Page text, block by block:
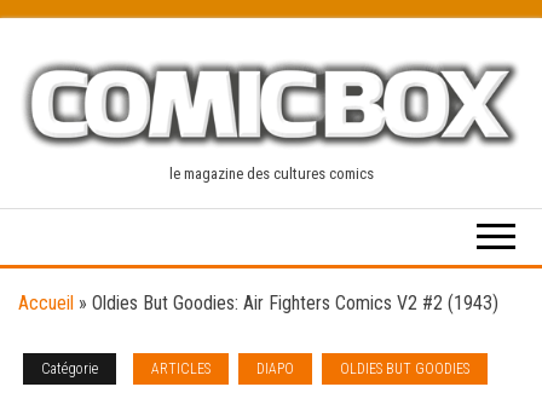
content
le magazine des cultures comics
Accueil » Oldies But Goodies: Air Fighters Comics V2 #2 (1943)
Catégorie ARTICLES DIAPO OLDIES BUT GOODIES